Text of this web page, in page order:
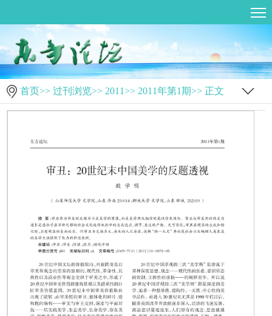
首页>> 过刊浏览>> 2011>> 2011年第1期>> 正文